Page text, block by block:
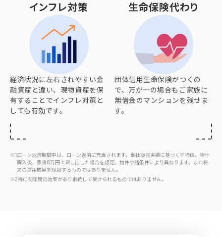
インフレ対策
経済状況に左右されやすい金
融資産と違い、現物資産を保
有することでインフレ対策と
しても有効です。
生命保険代わり
団体信用生命保険がつくの
で、万が一の場合もご家族に
無借金のマンションを残せま
す。
※1ローン返済期間中は、ローン返済に充当されます。当社販売実績に基づく平均値。物件
購入後、家賃8万円で貸し出した場合を想定。 物件や諸条件により異なります。また将
来の運用成果を保証するものではありません。
※2特に初年度の効果があり継続して受けられるものではありません。